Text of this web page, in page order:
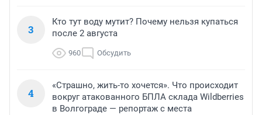
3
Кто тут воду мутит? Почему нельзя купаться
после 2 августа
960 Обсудить
4
«Страшно, жить-то хочется». Что происходит
вокруг атакованного БПЛА склада Wildberries
в Волгограде — репортаж с места